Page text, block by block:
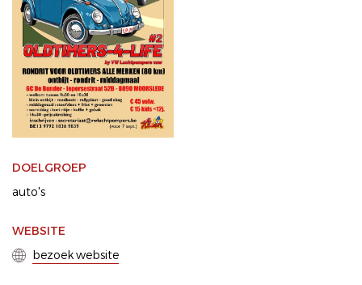
DOELGROEP
auto's
WEBSITE
bezoek website